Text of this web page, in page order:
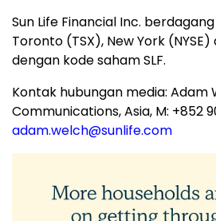
Sun Life Financial Inc.
Toronto (TSX), New York (NYSE)
dengan kode saham SLF.
Kontak hubungan media: Adam
Communications, Asia, M: +852
adam.welch@sunlife.com